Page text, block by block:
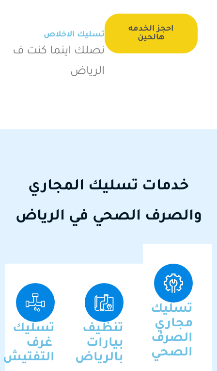
احجز الخدمه
هالحين
تسليك الاخلاص
نصلك اينما كنت ف
الرياض
خدمات تسليك المجاري
والصرف الصحي في الرياض
تسليك
مجاري
الصرف
الصحي
تنظيف
بيارات
بالرياض
تسليك
غرف
التفتيش